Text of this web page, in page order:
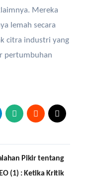
Mereka
lemah secara
citra industri yang
pertumbuhan
Pikir tentang
EO (1) : Ketika Kritik